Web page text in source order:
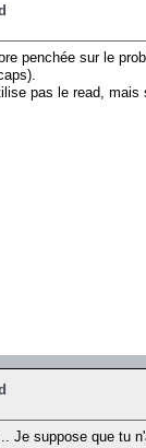
penchée sur le
pas le read,
Je suppose que tu